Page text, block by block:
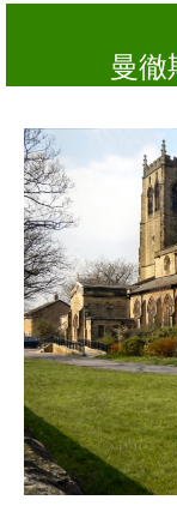
曼